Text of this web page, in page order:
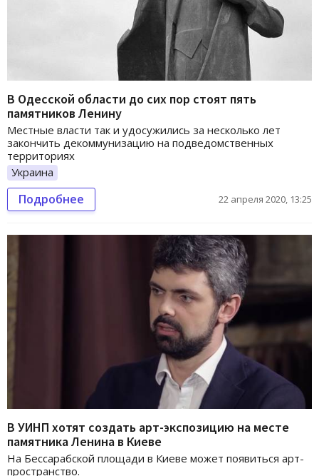
В Одесской области до сих пор стоят пять
памятников Ленину
Местные власти так и удосужились за несколько лет
закончить декоммунизацию на подведомственных
территориях
Украина
Подробнее 22 апреля 2020, 13:25
В УИНП хотят создать арт-экспозицию на месте
памятника Ленина в Киеве
На Бессарабской площади в Киеве может появиться арт-
пространство.